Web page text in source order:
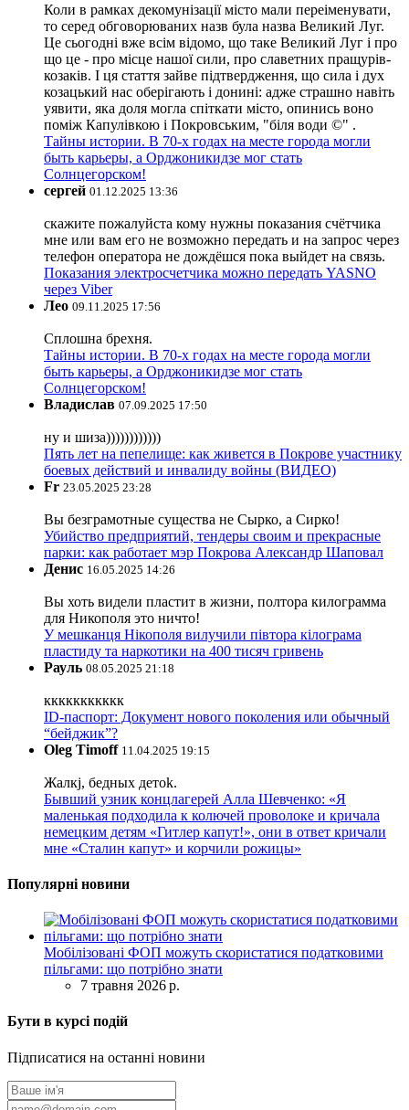
Коли в рамках декомунізації місто мали переіменувати,
то серед обговорюваних назв була назва Великий Луг.
Це сьогодні вже всім відомо, що таке Великий Луг і про
що це - про місце нашої сили, про славетних пращурів-
козаків. І ця стаття зайве підтвердження, що сила і дух
козацький нас оберігають і донині: адже страшно навіть
уявити, яка доля могла спіткати місто, опинись воно
поміж Капулівкою і Покровським, "біля води ©" .
Тайны истории. В 70-х годах на месте города могли
быть карьеры, а Орджоникидзе мог стать
Солнцегорском!
сергей 01.12.2025 13:36
скажите пожалуйста кому нужны показания счётчика
мне или вам его не возможно передать и на запрос через
телефон оператора не дождёшся пока выйдет на связь.
Показания электросчетчика можно передать YASNO
через Viber
Лео 09.11.2025 17:56
Сплошна брехня.
Тайны истории. В 70-х годах на месте города могли
быть карьеры, а Орджоникидзе мог стать
Солнцегорском!
Владислав 07.09.2025 17:50
ну и шиза))))))))))))
Пять лет на пепелище: как живется в Покрове участнику
боевых действий и инвалиду войны (ВИДЕО)
Fr 23.05.2025 23:28
Вы безграмотные существа не Сырко, а Сирко!
Убийство предприятий, тендеры своим и прекрасные
парки: как работает мэр Покрова Александр Шаповал
Денис 16.05.2025 14:26
Вы хоть видели пластит в жизни, полтора килограмма
для Никополя это ничто!
У мешканця Нікополя вилучили півтора кілограма
пластиду та наркотики на 400 тисяч гривень
Рауль 08.05.2025 21:18
ккккккккккк
ID-паспорт: Документ нового поколения или обычный
“бейджик”?
Oleg Timoff 11.04.2025 19:15
Жалкj, бедных детok.
Бывший узник концлагерей Алла Шевченко: «Я
маленькая подходила к колючей проволоке и кричала
немецким детям «Гитлер капут!», они в ответ кричали
мне «Сталин капут» и корчили рожицы»
Популярні новини
Мобілізовані ФОП можуть скористатися податковими
пільгами: що потрібно знати
7 травня 2026 р.
Бути в курсі подій
Підписатися на останні новини